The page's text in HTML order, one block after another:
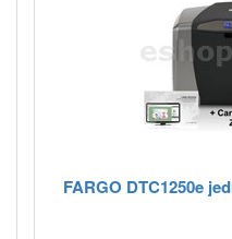
FARGO DTC1250e